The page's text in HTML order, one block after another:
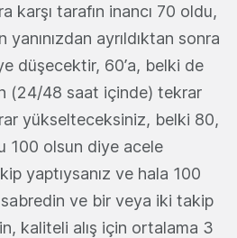
karşı tarafın inancı 70 oldu,
yanınızdan ayrıldıktan sonra
düşecektir, 60’a, belki de
(24/48 saat içinde) tekrar
yükselteceksiniz, belki 80,
100 olsun diye acele
yaptıysanız ve hala 100
ve bir veya iki takip
kaliteli alış için ortalama 3